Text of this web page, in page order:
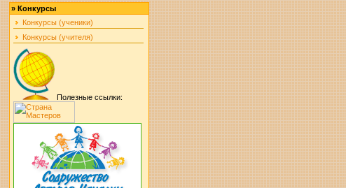
»Конкурсы
Конкурсы (ученики)
Конкурсы (учителя)
Полезные ссылки: